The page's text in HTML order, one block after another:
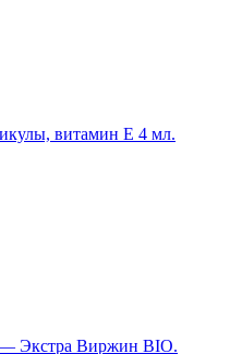
витамин Е 4 мл.